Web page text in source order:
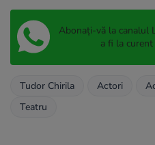
Abonați-vă la canalul
a fi la
Tudor Chirila Actori
Teatru